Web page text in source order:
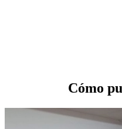
Cómo